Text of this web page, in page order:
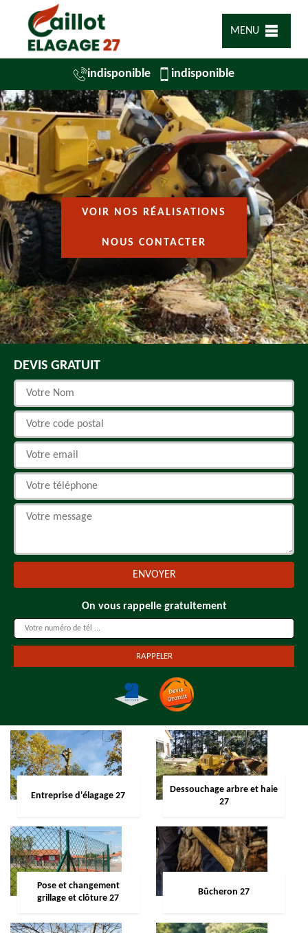
MENU
indisponible indisponible
VOIR NOS RÉALISATIONS
NOUS CONTACTER
DEVIS GRATUIT
On vous rappelle gratuitement
Entreprise d'élagage 27
Dessouchage arbre et haie
27
Pose et changement
grillage et clôture 27
Bûcheron 27